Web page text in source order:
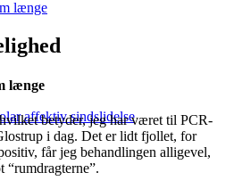
affektiv sindslidelse
længe
betyder, jeg har været til PCR-
i dag. Det er lidt fjollet, for
får jeg behandlingen alligevel,